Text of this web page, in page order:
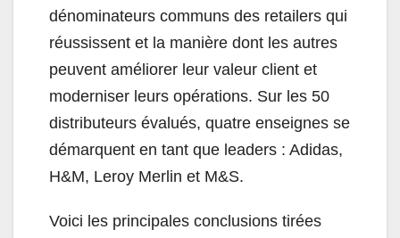
dénominateurs communs des retailers qui
réussissent et la manière dont les autres
peuvent améliorer leur valeur client et
moderniser leurs opérations. Sur les 50
distributeurs évalués, quatre enseignes se
démarquent en tant que leaders : Adidas,
H&M, Leroy Merlin et M&S.
Voici les principales conclusions tirées